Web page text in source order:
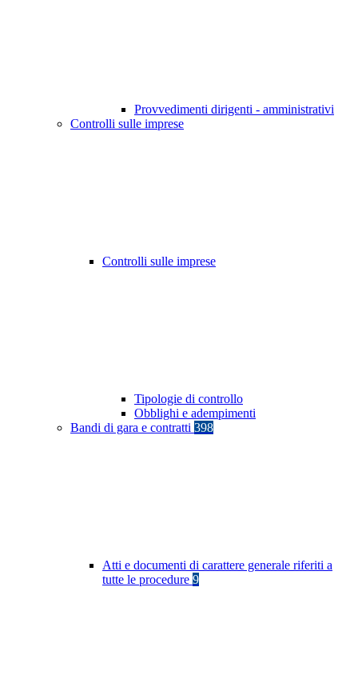
Provvedimenti dirigenti - amministrativi
Controlli sulle imprese
Controlli sulle imprese
Tipologie di controllo
Obblighi e adempimenti
Bandi di gara e contratti 398
Atti e documenti di carattere generale riferiti a
tutte le procedure 9